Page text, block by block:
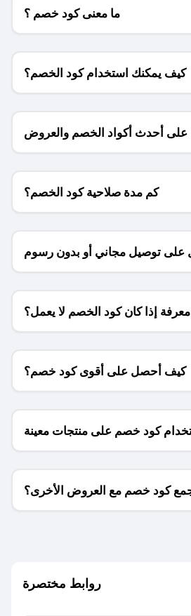
ما معنى كود خصم ؟
كيف يمكنك استخدام كود الخصم؟
أحدث أكواد الخصم والعروض
للمتاجر؟
كم مدة صلاحية كود الخصم؟
توصيل مجاني أو بدون رسوم
الشحن ؟
إذا كان كود الخصم لا يعمل؟
كيف أحصل على أقوى كود خصم؟
كود خصم على منتجات معينة
فقط؟
كود خصم مع العروض الأخرى؟
روابط مختصرة